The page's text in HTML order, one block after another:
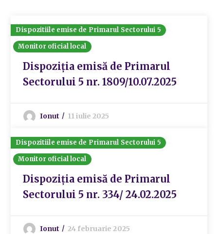
Dispozitiile emise de Primarul Sectorului 5
Monitor oficial local
Dispoziția emisă de Primarul
Sectorului 5 nr. 1809/10.07.2025
Ionut 11 iulie 2025
Dispozitiile emise de Primarul Sectorului 5
Monitor oficial local
Dispoziția emisă de Primarul
Sectorului 5 nr. 334/ 24.02.2025
Ionut 24 februarie 2025